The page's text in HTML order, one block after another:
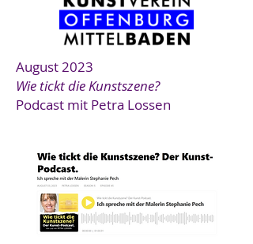
August 2023
Wie tickt die Kunstszene?
Podcast mit Petra Lossen